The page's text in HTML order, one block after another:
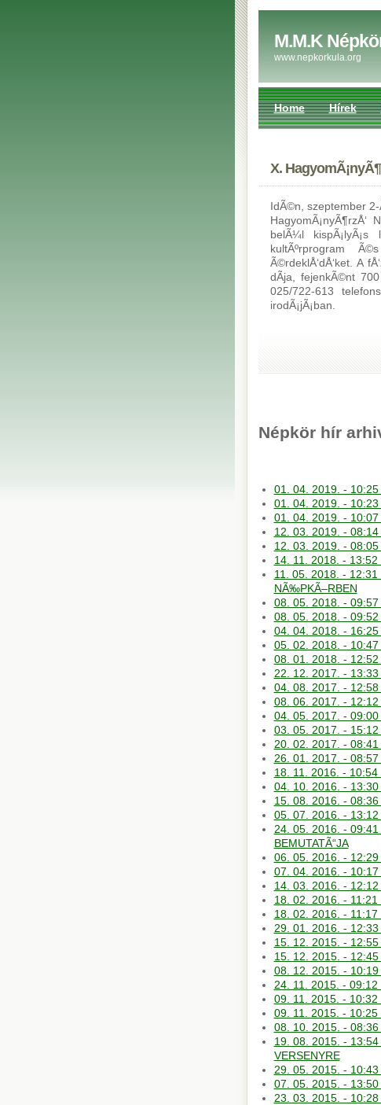
M.M.K
www.nepkorkula.org
Home Hírek
X.
IdÃ©n, szeptember
belÃ¼l kispÃ¡lyÃ¡s
kultÃºrprogram
Ã©rdeklÅ‘dÅ‘ket. A
dÃ­ja, fejenkÃ©nt
025/722-613
irodÃ¡jÃ¡ban.
Népkör hír
01. 04. 2019. -
01. 04. 2019. -
01. 04. 2019. -
12. 03. 2019. -
12. 03. 2019. -
14. 11. 2018. -
11. 05. 2018. - 12:31
NÃ‰PKÃ–RBEN
08. 05. 2018. -
08. 05. 2018. -
04. 04. 2018. -
05. 02. 2018. -
08. 01. 2018. -
22. 12. 2017. -
04. 08. 2017. -
08. 06. 2017. -
04. 05. 2017. -
03. 05. 2017. - 15:12
20. 02. 2017. -
26. 01. 2017. - 08:57
18. 11. 2016. -
04. 10. 2016. -
15. 08. 2016. -
05. 07. 2016. - 13:12
24. 05. 2016. - 09:41
BEMUTATÃ“JA
06. 05. 2016. - 12:29
07. 04. 2016. -
14. 03. 2016. -
18. 02. 2016. -
18. 02. 2016. -
29. 01. 2016. -
15. 12. 2015. -
15. 12. 2015. -
08. 12. 2015. - 10:19
24. 11. 2015. -
09. 11. 2015. -
09. 11. 2015. - 10:25
08. 10. 2015. -
19. 08. 2015. -
VERSENYRE
29. 05. 2015. -
07. 05. 2015. -
23. 03. 2015. -